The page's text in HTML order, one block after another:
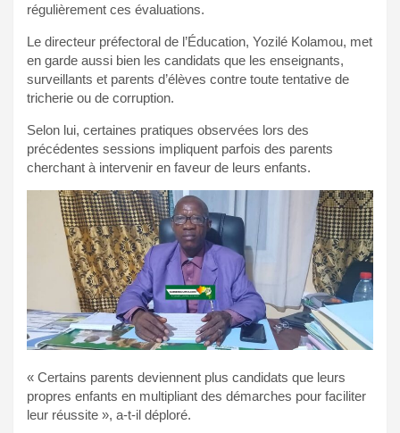
régulièrement ces évaluations.
Le directeur préfectoral de l’Éducation, Yozilé Kolamou, met
en garde aussi bien les candidats que les enseignants,
surveillants et parents d’élèves contre toute tentative de
tricherie ou de corruption.
Selon lui, certaines pratiques observées lors des
précédentes sessions impliquent parfois des parents
cherchant à intervenir en faveur de leurs enfants.
« Certains parents deviennent plus candidats que leurs
propres enfants en multipliant des démarches pour faciliter
leur réussite », a-t-il déploré.